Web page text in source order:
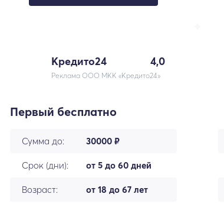
Кредито24 4,0
Реклама ООО МКК «Кредито24»
Первый бесплатно
Сумма до: 30000 ₽
Срок (дни): от 5 до 60 дней
Возраст: от 18 до 67 лет